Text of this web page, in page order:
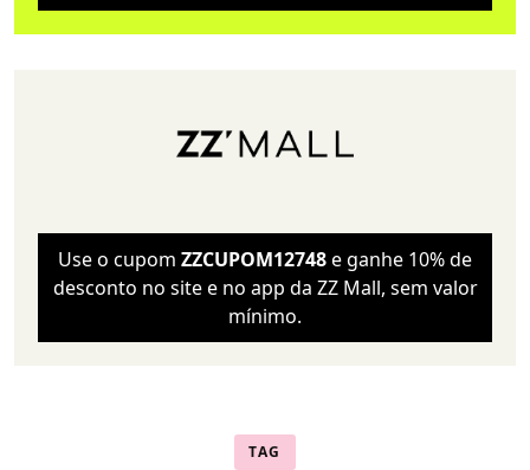
Use o cupom ZZCUPOM12748e ganhe 10% de
desconto no site e no app da ZZ Mall, sem valor
mínimo.
TAG